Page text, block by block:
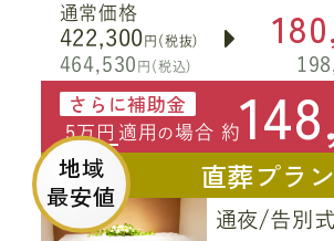
通常価格
422,300 円(税抜)
464,530 円(税込)
さらに補助金
5万円 適用 の 場合 約
地域
最安値
直葬プラン
通夜/告別